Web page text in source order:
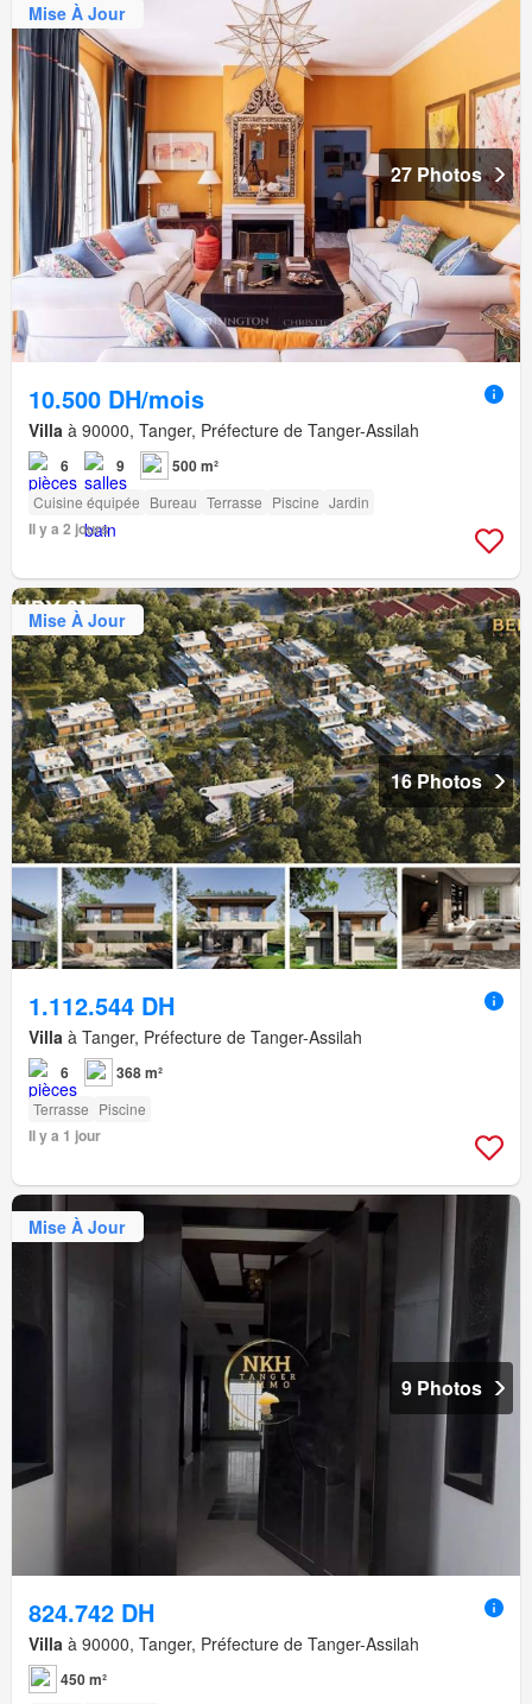
Mise À Jour
27 Photos
10.500 DH/mois
Villa à 90000, Tanger, Préfecture de Tanger-Assilah
6 9 500 m²
Cuisine équipée Bureau Terrasse Piscine Jardin
Il y a 2 jours
Mise À Jour
16 Photos
1.112.544 DH
Villa à Tanger, Préfecture de Tanger-Assilah
6 368 m²
Terrasse Piscine
Il y a 1 jour
Mise À Jour
9 Photos
824.742 DH
Villa à 90000, Tanger, Préfecture de Tanger-Assilah
450 m²